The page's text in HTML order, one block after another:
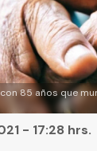
85 años que
- 17:28 hrs.